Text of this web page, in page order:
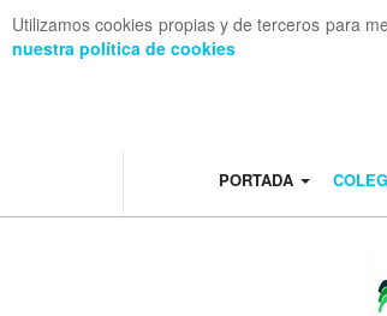
Utilizamos cookies propias y de terceros para
nuestra política de cookies
PORTADA